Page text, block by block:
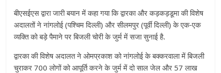
बीएसईएस द्वारा जारी बयान में कहा गया कि द्वारका और कड़कड़डूमा की विशेष
अदालतों ने नांगलोई (पश्चिम दिल्ली) और सीलमपुर (पूर्वी दिल्ली) के एक-एक
व्यक्ति को बड़े पैमाने पर बिजली चोरी के जुर्म में सजा सुनाई है.
द्वारका की विशेष अदालत ने ओमप्रकाश को नांगलोई के बक्करवाला में बिजली
चुराकर 700 लोगों को आपूर्ति करने के जुर्म में दो साल जेल और 57 लाख